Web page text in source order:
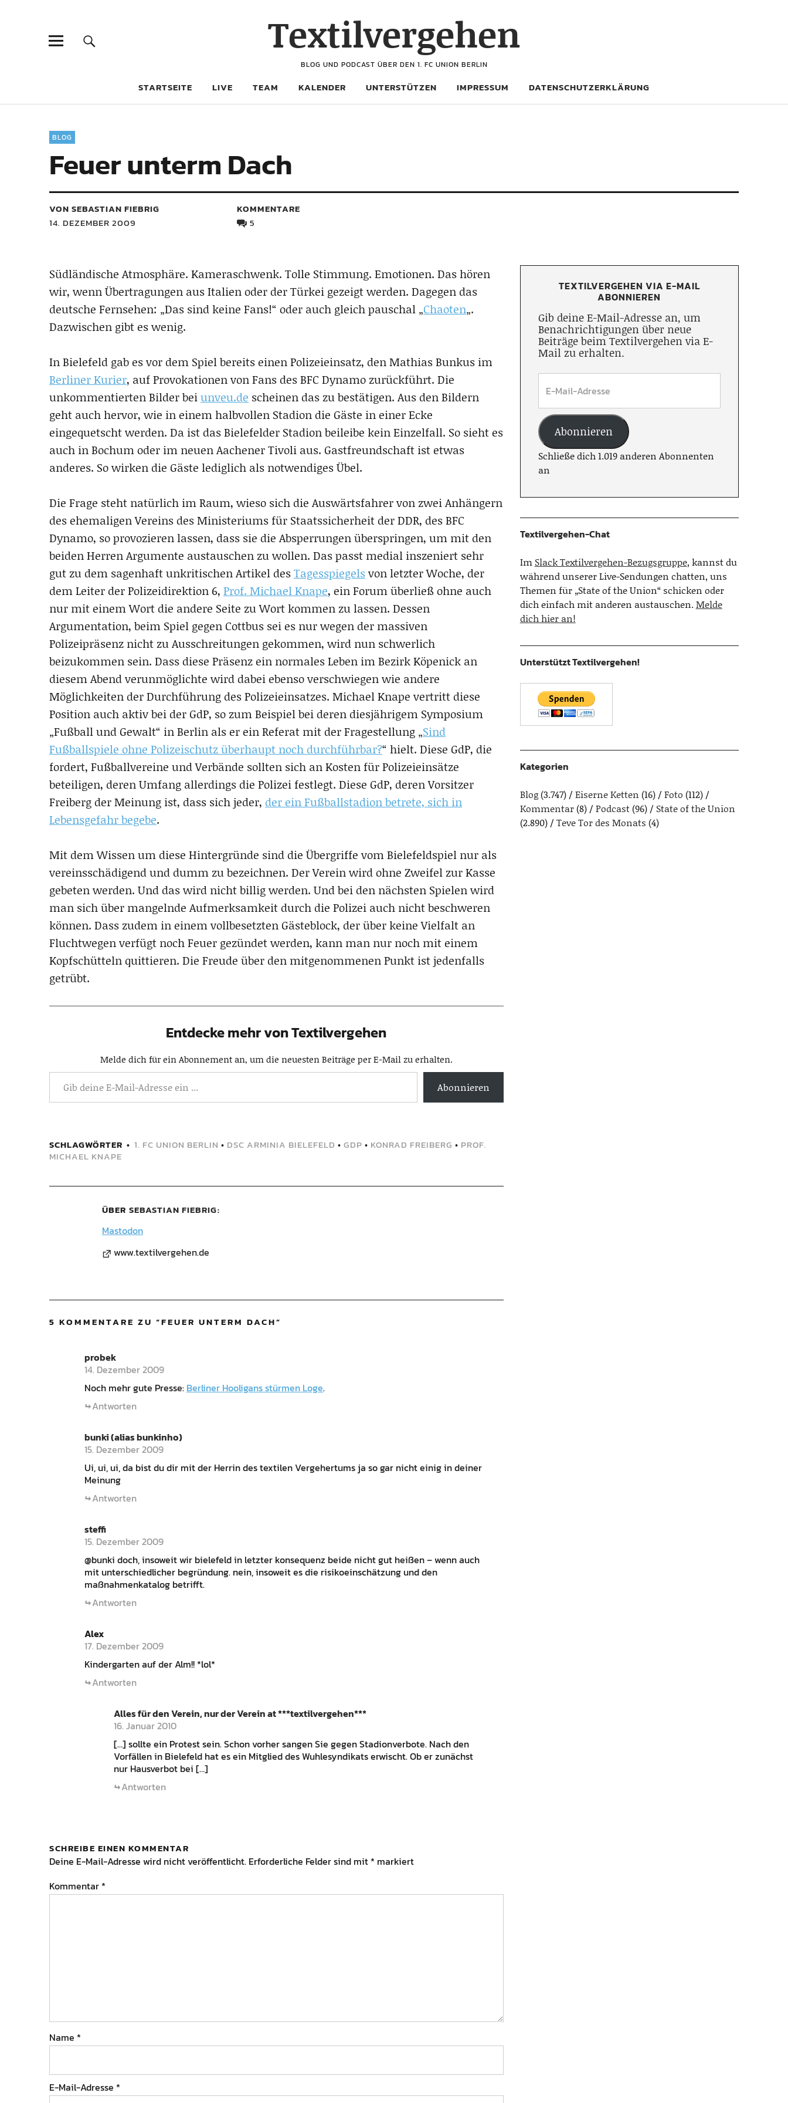
Textilvergehen
BLOG UND PODCAST ÜBER DEN 1. FC UNION BERLIN
STARTSEITE LIVE TEAM KALENDER UNTERSTÜTZEN IMPRESSUM DATENSCHUTZERKLÄRUNG
BLOG
Feuer unterm Dach
VON SEBASTIAN FIEBRIG
14. DEZEMBER 2009
KOMMENTARE
5
Südländische Atmosphäre. Kameraschwenk. Tolle Stimmung. Emotionen. Das hören
wir, wenn Übertragungen aus Italien oder der Türkei gezeigt werden. Dagegen das
deutsche Fernsehen: „Das sind keine Fans!“ oder auch gleich pauschal „Chaoten„.
Dazwischen gibt es wenig.
In Bielefeld gab es vor dem Spiel bereits einen Polizeieinsatz, den Mathias Bunkus im
Berliner Kurier, auf Provokationen von Fans des BFC Dynamo zurückführt. Die
unkommentierten Bilder beiunveu.de scheinen das zu bestätigen. Aus den Bildern
geht auch hervor, wie in einem halbvollen Stadion die Gäste in einer Ecke
eingequetscht werden. Da ist das Bielefelder Stadion beileibe kein Einzelfall. So sieht es
auch in Bochum oder im neuen Aachener Tivoli aus. Gastfreundschaft ist etwas
anderes. So wirken die Gäste lediglich als notwendiges Übel.
Die Frage steht natürlich im Raum, wieso sich die Auswärtsfahrer von zwei Anhängern
des ehemaligen Vereins des Ministeriums für Staatssicherheit der DDR, des BFC
Dynamo, so provozieren lassen, dass sie die Absperrungen überspringen, um mit den
beiden Herren Argumente austauschen zu wollen. Das passt medial inszeniert sehr
gut zu dem sagenhaft unkritischen Artikel desTagesspiegelsvon letzter Woche, der
dem Leiter der Polizeidirektion 6, Prof. Michael Knape, ein Forum überließ ohne auch
nur mit einem Wort die andere Seite zu Wort kommen zu lassen. Dessen
Argumentation, beim Spiel gegen Cottbus sei es nur wegen der massiven
Polizeipräsenz nicht zu Ausschreitungen gekommen, wird nun schwerlich
beizukommen sein. Dass diese Präsenz ein normales Leben im Bezirk Köpenick an
diesem Abend verunmöglichte wird dabei ebenso verschwiegen wie andere
Möglichkeiten der Durchführung des Polizeieinsatzes. Michael Knape vertritt diese
Position auch aktiv bei der GdP, so zum Beispiel bei deren diesjährigem Symposium
„Fußball und Gewalt“ in Berlin als er ein Referat mit der Fragestellung „Sind
Fußballspiele ohne Polizeischutz überhaupt noch durchführbar?“ hielt. Diese GdP, die
fordert, Fußballvereine und Verbände sollten sich an Kosten für Polizeieinsätze
beteiligen, deren Umfang allerdings die Polizei festlegt. Diese GdP, deren Vorsitzer
Freiberg der Meinung ist, dass sich jeder, der ein Fußballstadion betrete, sich in
Lebensgefahr begebe.
Mit dem Wissen um diese Hintergründe sind die Übergriffe vom Bielefeldspiel nur als
vereinsschädigend und dumm zu bezeichnen. Der Verein wird ohne Zweifel zur Kasse
gebeten werden. Und das wird nicht billig werden. Und bei den nächsten Spielen wird
man sich über mangelnde Aufmerksamkeit durch die Polizei auch nicht beschweren
können. Dass zudem in einem vollbesetzten Gästeblock, der über keine Vielfalt an
Fluchtwegen verfügt noch Feuer gezündet werden, kann man nur noch mit einem
Kopfschütteln quittieren. Die Freude über den mitgenommenen Punkt ist jedenfalls
getrübt.
Entdecke mehr von Textilvergehen
Melde dich für ein Abonnement an, um die neuesten Beiträge per E-Mail zu erhalten.
Abonnieren
SCHLAGWÖRTER 1. FC UNION BERLIN • DSC ARMINIA BIELEFELD • GDP • KONRAD FREIBERG • PROF.
MICHAEL KNAPE
ÜBER SEBASTIAN FIEBRIG
Mastodon
www.textilvergehen.de
5 KOMMENTARE ZU “FEUER UNTERM DACH”
probek
14. Dezember 2009
Noch mehr gute Presse: Berliner Hooligans stürmen Loge.
Antworten
bunki (alias bunkinho)
15. Dezember 2009
Ui, ui, ui, da bist du dir mit der Herrin des textilen Vergehertums ja so gar nicht einig in deiner
Meinung
Antworten
steffi
15. Dezember 2009
@bunki doch, insoweit wir bielefeld in letzter konsequenz beide nicht gut heißen – wenn auch
mit unterschiedlicher begründung. nein, insoweit es die risikoeinschätzung und den
maßnahmenkatalog betrifft.
Antworten
Alex
17. Dezember 2009
Kindergarten auf der Alm!! *lol*
Antworten
Alles für den Verein, nur der Verein at ***textilvergehen***
16. Januar 2010
[…] sollte ein Protest sein. Schon vorher sangen Sie gegen Stadionverbote. Nach den
Vorfällen in Bielefeld hat es ein Mitglied des Wuhlesyndikats erwischt. Ob er zunächst
nur Hausverbot bei […]
Antworten
SCHREIBE EINEN KOMMENTAR
Deine E-Mail-Adresse wird nicht veröffentlicht. Erforderliche Felder sind mit * markiert
Kommentar *
Name *
E-Mail-Adresse *
TEXTILVERGEHEN VIA E-MAIL
ABONNIEREN
Gib deine E-Mail-Adresse an, um
Benachrichtigungen über neue
Beiträge beim Textilvergehen via E-
Mail zu erhalten.
Abonnieren
Schließe dich 1.019 anderen Abonnenten
an
Textilvergehen-Chat
Im Slack Textilvergehen-Bezugsgruppe, kannst du
während unserer Live-Sendungen chatten, uns
Themen für „State of the Union“ schicken oder
dich einfach mit anderen austauschen.Melde
dich hier an!
Unterstützt Textilvergehen!
Kategorien
Blog(3.747) Eiserne Ketten (16) Foto (112)
Kommentar(8) Podcast(96)
State of the Union
(2.890)
Teve Tor des Monats (4)